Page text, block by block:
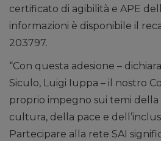
certificato di agibilità e APE
informazioni è disponibile il
203797.
“Con questa adesione –
Siculo, Luigi Iuppa – il nostro
proprio impegno sui temi della
cultura, della pace e
Partecipare alla rete SAI